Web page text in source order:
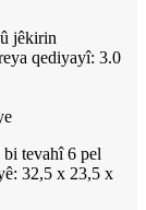
jêkirin
qediyayî: 3.0
tevahî 6 pel
32,5 x 23,5 x